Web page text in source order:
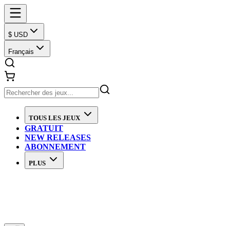
$ USD
Français
TOUS LES JEUX
GRATUIT
NEW RELEASES
ABONNEMENT
PLUS